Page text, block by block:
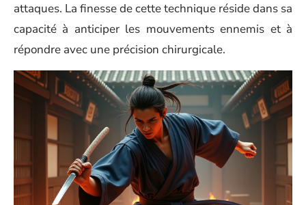
attaques. La finesse de cette technique réside dans sa
capacité à anticiper les mouvements ennemis et à
répondre avec une précision chirurgicale.